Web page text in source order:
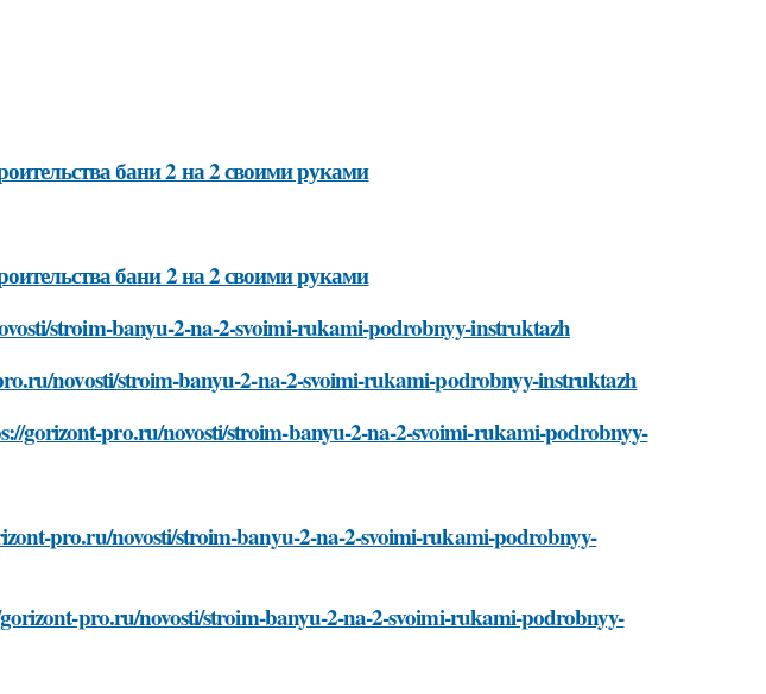
бани 2 на 2 своими руками
бани 2 на 2 своими руками
stroim-banyu-2-na-2-svoimi-rukami-podrobnyy-instruktazh
novosti/stroim-banyu-2-na-2-svoimi-rukami-podrobnyy-instruktazh
gorizont-pro.ru/novosti/stroim-banyu-2-na-2-svoimi-rukami-podrobnyy-
pro.ru/novosti/stroim-banyu-2-na-2-svoimi-rukami-podrobnyy-
pro.ru/novosti/stroim-banyu-2-na-2-svoimi-rukami-podrobnyy-